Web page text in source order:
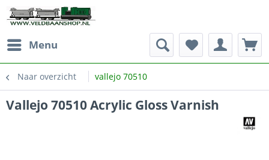
Menu
Naar overzicht vallejo 70510
Vallejo 70510 Acrylic Gloss Varnish